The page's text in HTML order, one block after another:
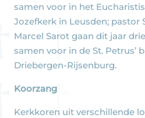
samen voor in het
Jozefkerk in Leusden; pastor
Marcel Sarot gaan dit jaar
samen voor in de St. Petrus’
Driebergen-Rijsenburg.
Koorzang
Kerkkoren uit verschillende